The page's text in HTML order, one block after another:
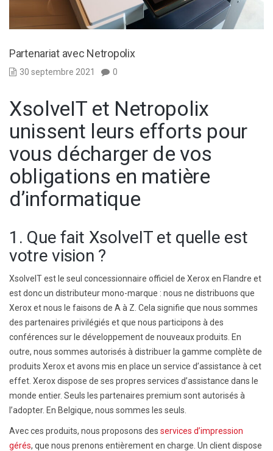
Partenariat avec Netropolix
30 septembre 2021 0
XsolveIT et Netropolix
unissent leurs efforts pour
vous décharger de vos
obligations en matière
d’informatique
1. Que fait XsolveIT et quelle est
votre vision ?
XsolveIT est le seul concessionnaire officiel de Xerox en Flandre et
est donc un distributeur mono-marque : nous ne distribuons que
Xerox et nous le faisons de A à Z. Cela signifie que nous sommes
des partenaires privilégiés et que nous participons à des
conférences sur le développement de nouveaux produits. En
outre, nous sommes autorisés à distribuer la gamme complète de
produits Xerox et avons mis en place un service d’assistance à cet
effet. Xerox dispose de ses propres services d’assistance dans le
monde entier. Seuls les partenaires premium sont autorisés à
l’adopter. En Belgique, nous sommes les seuls.
Avec ces produits, nous proposons des services d’impression
gérés, que nous prenons entièrement en charge. Un client dispose